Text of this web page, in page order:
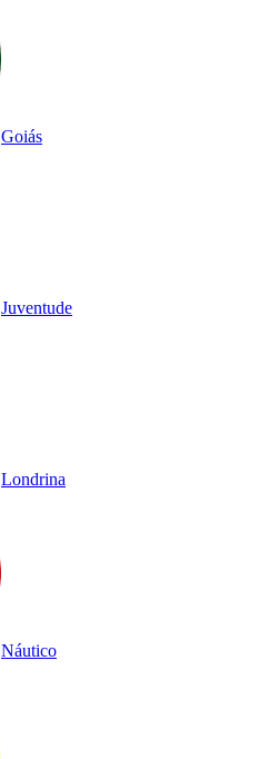
Goiás
Juventude
Londrina
Náutico